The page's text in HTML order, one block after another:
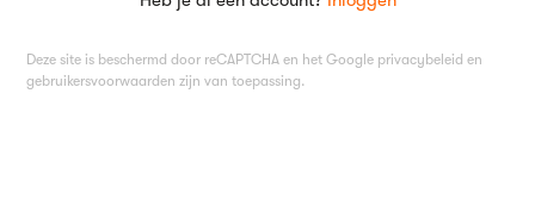
Deze site is beschermd door reCAPTCHA en het Google privacybeleid en
gebruikersvoorwaarden zijn van toepassing.